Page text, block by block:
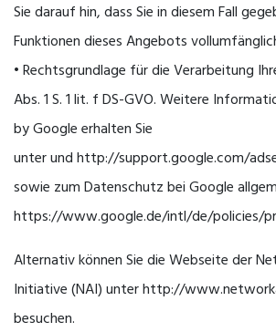
Sie darauf hin, dass Sie in diesem Fall
Funktionen dieses Angebots
• Rechtsgrundlage für die Verarbeitung
Abs. 1 S. 1 lit. f DS-GVO. Weitere
by Google erhalten Sie
unter und http://support.google.com/
sowie zum Datenschutz bei Google
https://www.google.de/intl/de/policies/
Alternativ können Sie die Webseite der
Initiative (NAI) unter http://
besuchen.